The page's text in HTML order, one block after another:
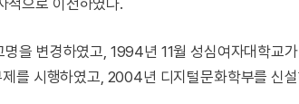
을 변경하였고, 1994년 11월 성심여자대학교
를 시행하였고, 2004년 디지털문화학부를 신